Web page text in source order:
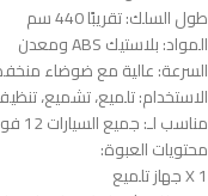
طول السلك: تقريبًا 440 سم
المواد: بلاستيك ABS ومعدن
السرعة: عالية مع ضوضاء
الاستخدام: تلميع، تشميع،
مناسب لـ: جميع السيارات 12 فولت
محتويات العبوة:
1 X جهاز تلميع